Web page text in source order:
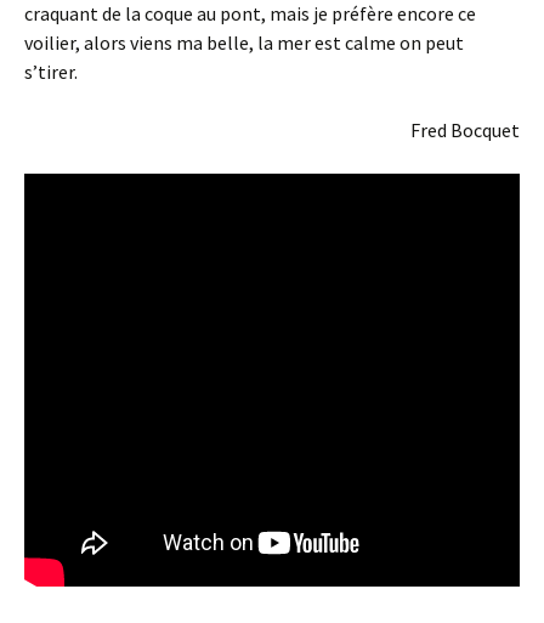
craquant de la coque au pont, mais je préfère encore ce
voilier, alors viens ma belle, la mer est calme on peut
s’tirer.
Fred Bocquet